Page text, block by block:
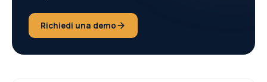
Richiedi una demo